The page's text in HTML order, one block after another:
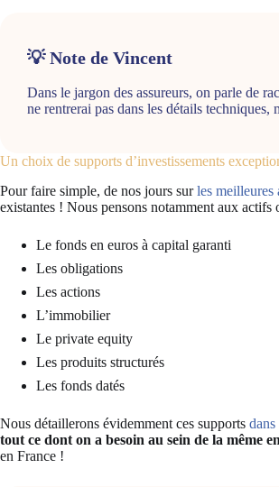
💡 Note de Vincent
Dans le jargon des assureurs, on parle de
ne rentrerai pas dans les détails
Un choix de supports d’investissements
Pour faire simple, de nos jours surles meilleures
existantes ! Nous pensons notamment aux actifs
Le fonds en euros à capital garanti
Les obligations
Les actions
L’immobilier
Le private equity
Les produits structurés
Les fonds datés
Nous détaillerons évidemment ces supports
tout ce dont on a besoin au sein de la même
en France !